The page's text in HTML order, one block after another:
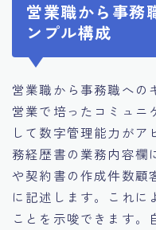
営業職から事務
ンプル構成
営業職から事務職への
営業で培ったコミュニ
して数字管理能力が
務経歴書の業務内容欄
や契約書の作成件数顧
に記述します。これに
ことを示唆できます。